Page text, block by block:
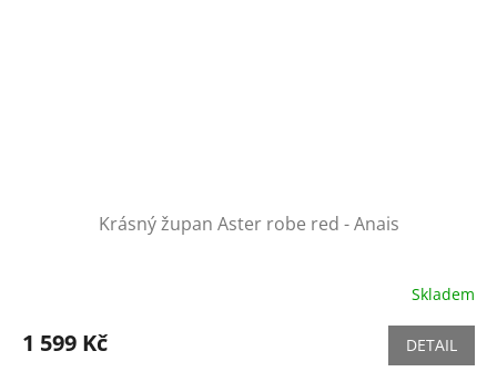
Krásný župan Aster robe red - Anais
Skladem
1 599 Kč DETAIL